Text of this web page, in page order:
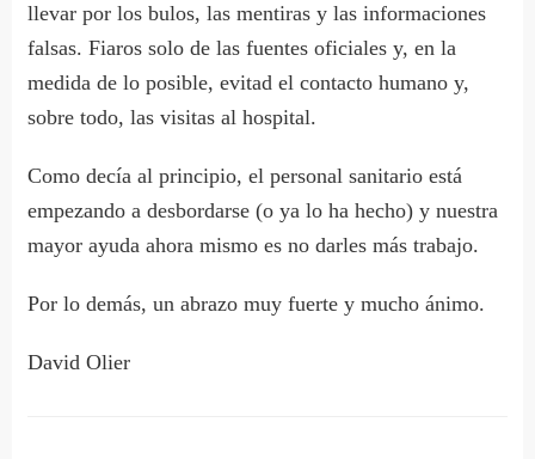
llevar por los bulos, las mentiras y las informaciones
falsas. Fiaros solo de las fuentes oficiales y, en la
medida de lo posible, evitad el contacto humano y,
sobre todo, las visitas al hospital.
Como decía al principio, el personal sanitario está
empezando a desbordarse (o ya lo ha hecho) y nuestra
mayor ayuda ahora mismo es no darles más trabajo.
Por lo demás, un abrazo muy fuerte y mucho ánimo.
David Olier